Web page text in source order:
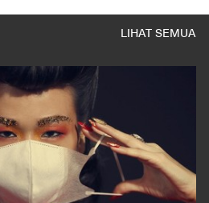
LIHAT SEMUA